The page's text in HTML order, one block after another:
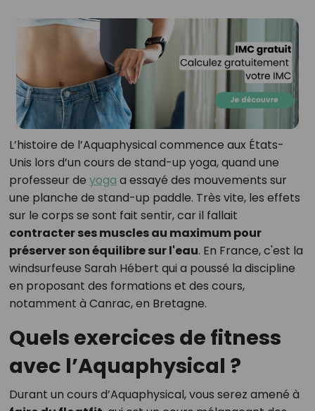
L’histoire de l’Aquaphysical commence aux États-
Unis lors d’un cours de stand-up yoga, quand une
professeur de yoga a essayé des mouvements sur
une planche de stand-up paddle. Très vite, les effets
sur le corps se sont fait sentir, car il fallait
contracter ses muscles au maximum pour
préserver son équilibre sur l'eau. En France, c'est la
windsurfeuse Sarah Hébert qui a poussé la discipline
en proposant des formations et des cours,
notamment à Canrac, en Bretagne.
Quels exercices de fitness
avec l’Aquaphysical ?
Durant un cours d’Aquaphysical, vous serez amené à